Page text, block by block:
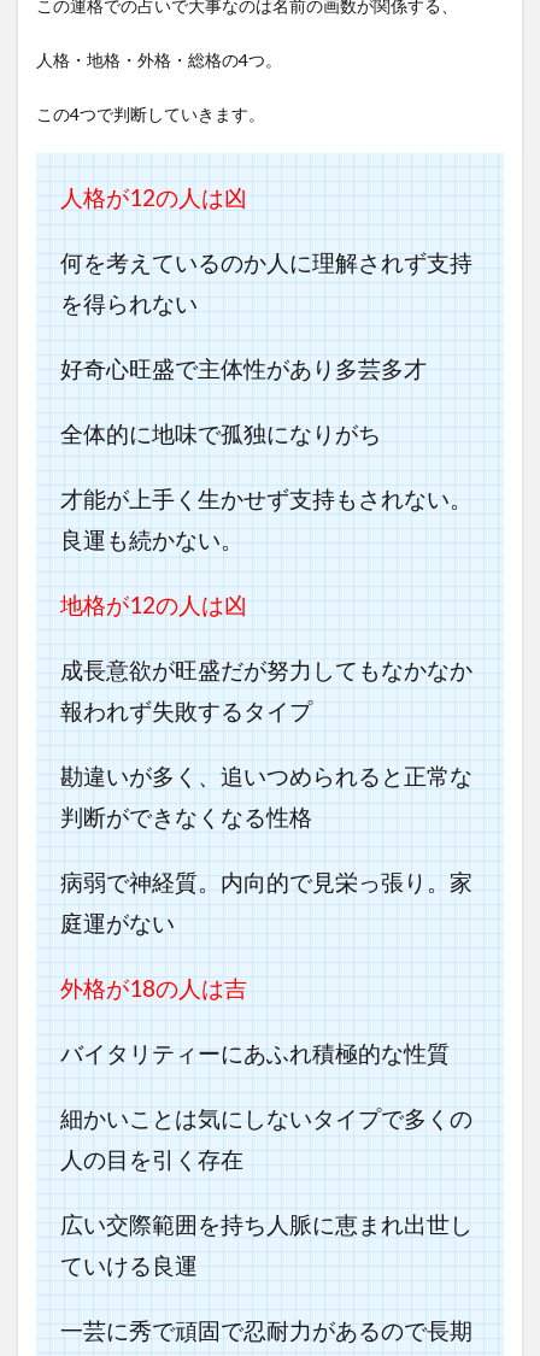
この運格での占いで大事なのは名前の画数が関係する、
人格・地格・外格・総格の4つ。
この4つで判断していきます。
人格が12の人は凶
何を考えているのか人に理解されず支持
を得られない
好奇心旺盛で主体性があり多芸多才
全体的に地味で孤独になりがち
才能が上手く生かせず支持もされない。
良運も続かない。
地格が12の人は凶
成長意欲が旺盛だが努力してもなかなか
報われず失敗するタイプ
勘違いが多く、追いつめられると正常な
判断ができなくなる性格
病弱で神経質。内向的で見栄っ張り。家
庭運がない
外格が18の人は吉
バイタリティーにあふれ積極的な性質
細かいことは気にしないタイプで多くの
人の目を引く存在
広い交際範囲を持ち人脈に恵まれ出世し
ていける良運
一芸に秀で頑固で忍耐力があるので長期